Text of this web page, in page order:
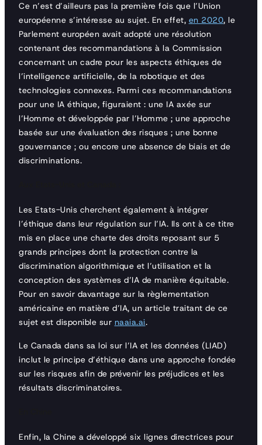
Ce n’est d’ailleurs pas la première fois que l’Union
européenne s’intéresse au sujet. En effet, en 2020, le
Parlement européen avait adopté une résolution
contenant des recommandations à la Commission
concernant un cadre pour les aspects éthiques de
l’intelligence artificielle, de la robotique et des
technologies connexes. Parmi ces recommandations
pour une IA éthique, figuraient : une IA axée sur
l’Homme et développée par l’Homme ; une approche
basée sur une évaluation des risques ; une bonne
gouvernance ; ou encore une absence de biais et de
discriminations.
Les Etats-Unis cherchent également à intégrer
l’éthique dans leur régulation sur l’IA. Ils ont à ce titre
mis en place une charte des droits reposant sur 5
grands principes dont la protection contre la
discrimination algorithmique et l’utilisation et la
conception des systèmes d’IA de manière équitable.
Pour en savoir davantage sur la règlementation
américaine en matière d’IA, un article traitant de ce
sujet est disponible sur naaia.ai.
Le Canada dans sa loi sur l’IA et les données (LIAD)
inclut le principe d’éthique dans une approche fondée
sur les risques afin de prévenir les préjudices et les
résultats discriminatoires.
Enfin, la Chine a développé six lignes directrices pour